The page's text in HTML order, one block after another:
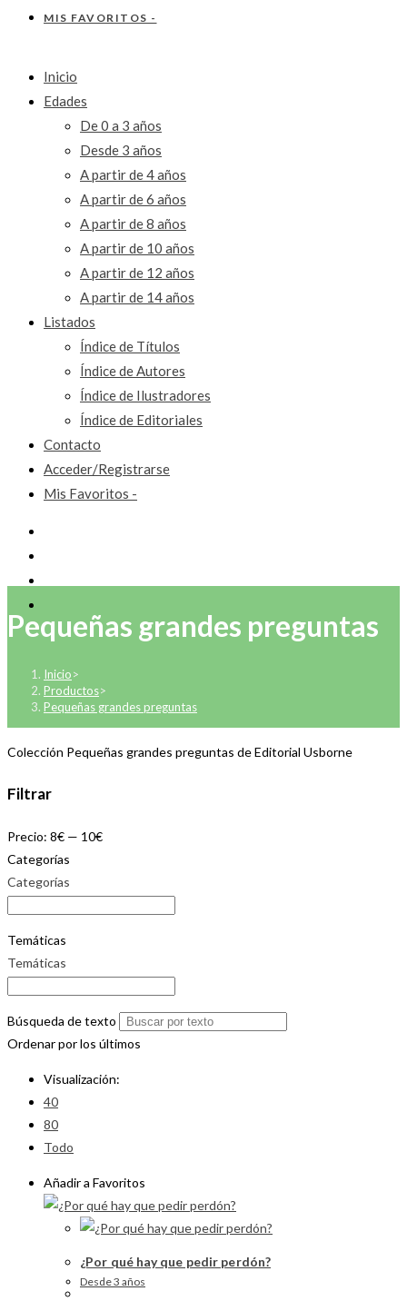
MIS FAVORITOS -
Inicio
Edades
De 0 a 3 años
Desde 3 años
A partir de 4 años
A partir de 6 años
A partir de 8 años
A partir de 10 años
A partir de 12 años
A partir de 14 años
Listados
Índice de Títulos
Índice de Autores
Índice de Ilustradores
Índice de Editoriales
Contacto
Acceder/Registrarse
Mis Favoritos -
Pequeñas grandes preguntas
Inicio>
Productos>
Pequeñas grandes preguntas
Colección Pequeñas grandes preguntas de Editorial Usborne
Filtrar
Precio: 8€ — 10€
Categorías
Categorías
Temáticas
Temáticas
Búsqueda de texto
Ordenar por los últimos
Visualización:
40
80
Todo
Añadir a Favoritos
¿Por qué hay que pedir perdón?
Desde 3 años